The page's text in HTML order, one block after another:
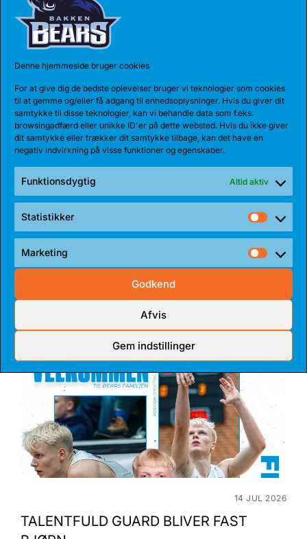
Denne hjemmeside bruger cookies
For at give dig de bedste oplevelser bruger vi teknologier som cookies
til at gemme og/eller få adgang til enhedsoplysninger. Hvis du giver dit
samtykke til disse teknologier, kan vi behandle data som f.eks.
browsingadfærd eller unikke ID'er på dette websted. Hvis du ikke giver
dit samtykke eller trækker dit samtykke tilbage, kan det have en
negativ indvirkning på visse funktioner og egenskaber.
Funktionsdygtig Altid aktiv
Statistikker
Marketing
Godkend
Afvis
Gem indstillinger
Den 185 cm høje amerikanske guard, Myles Corey,
har indgået en 1-årig aftale med...
17 JUL 2026
TALENT BLIVER FULDTIDSBJØRN
for endnu en sæson. Sidste sæson havde...
14 JUL 2026
TALENTFULD GUARD BLIVER FAST